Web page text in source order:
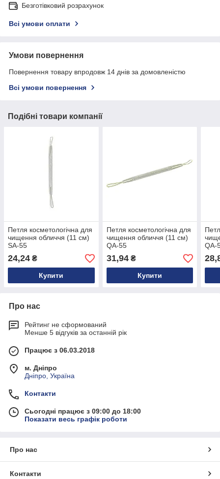
Безготівковий розрахунок
Всі умови оплати
Умови повернення
Повернення товару впродовж 14 днів за домовленістю
Всі умови повернення
Подібні товари компанії
Петля косметологічна для
чищення обличчя (11 см)
SА-55
24,24 ₴
Купити
Петля косметологічна для
чищення обличчя (11 см)
QA-55
31,94₴
Купити
QA-
Про нас
Рейтинг не сформований
Менше 5 відгуків за останній рік
Працює з 06.03.2018
м. Дніпро
Дніпро, Україна
Контакти
Сьогодні працює з 09:00 до 18:00
Показати весь графік роботи
Про нас
Контакти